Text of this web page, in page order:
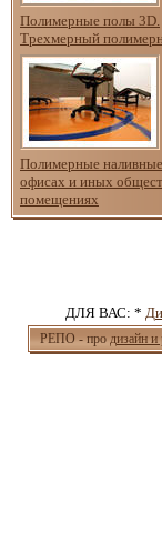
Полимерные полы 3D.
Трехмерный
Полимерные
офисах и иных
помещениях
ДЛЯ ВАС: *
РЕПО - про дизайн